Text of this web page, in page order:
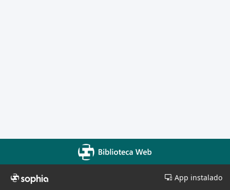
App instalado